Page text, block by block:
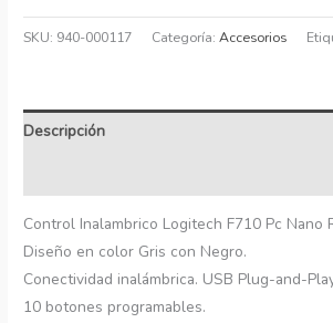
SKU: 940-000117 Categoría:Accesorios
Descripción
Control Inalambrico Logitech F710 Pc Nano
Diseño en color Gris con Negro.
Conectividad inalámbrica. USB Plug-and-
10 botones programables.